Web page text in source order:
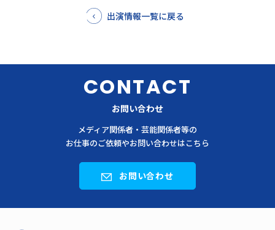
出演情報一覧に戻る
CONTACT
お問い合わせ
メディア関係者・芸能関係者等の
お仕事のご依頼やお問い合わせはこちら
お問い合わせ